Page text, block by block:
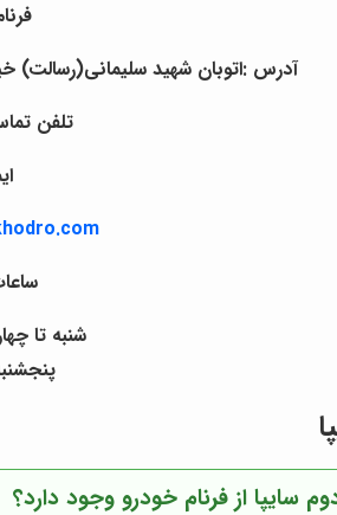
آدرس :اتوبان شهید سلیمانی(رسالت)
تلفن تماس:
شنبه تا
پنجشنبه :
از فرنام خودرو وجود دارد؟